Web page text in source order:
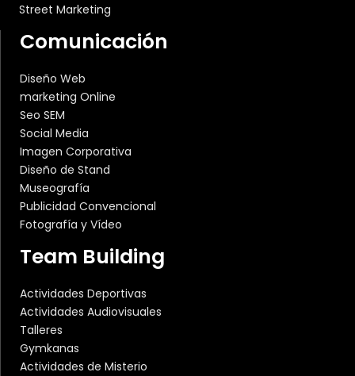
Street Marketing
Comunicación
Diseño Web
marketing Online
Seo SEM
Social Media
Imagen Corporativa
Diseño de Stand
Museografía
Publicidad Convencional
Fotografía y Vídeo
Team Building
Actividades Deportivas
Actividades Audiovisuales
Talleres
Gymkanas
Actividades de Misterio